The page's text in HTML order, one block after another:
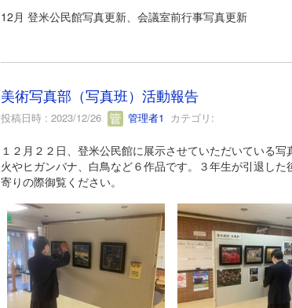
12月 登米公民館写真更新、会議室前行事写真更新
美術写真部（写真班）活動報告
投稿日時 : 2023/12/26 管理者1 カテゴリ:
１２月２２日、登米公民館に展示させていただいている
火やヒガンバナ、白鳥など６作品です。３年生が引退し
寄りの際御覧ください。